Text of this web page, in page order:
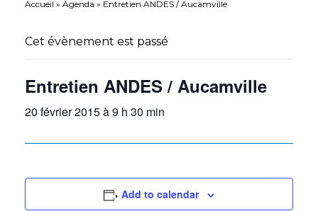
Accueil » Agenda » Entretien ANDES / Aucamville
Cet évènement est passé
Entretien ANDES / Aucamville
20 février 2015 à 9 h 30 min
Add to calendar